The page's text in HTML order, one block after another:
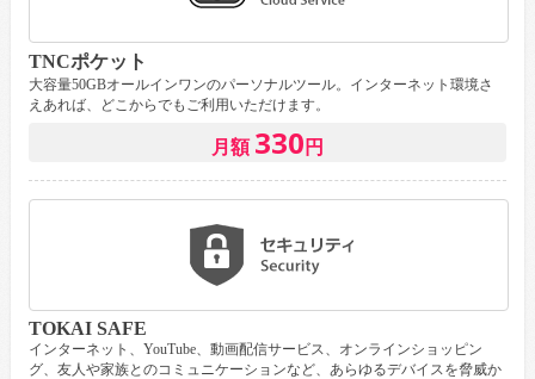
TNCポケット
大容量50GBオールインワンのパーソナルツール。インターネット環境さ
えあれば、どこからでもご利用いただけます。
月額 330 円
TOKAI SAFE
インターネット、YouTube、動画配信サービス、オンラインショッピン
グ、友人や家族とのコミュニケーションなど、あらゆるデバイスを脅威か